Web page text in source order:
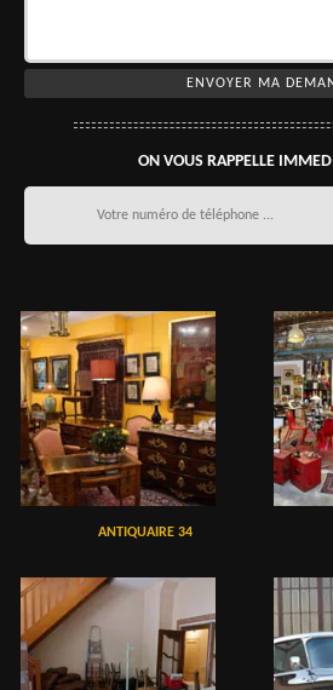
ON VOUS RAPPELLE
ANTIQUAIRE 34